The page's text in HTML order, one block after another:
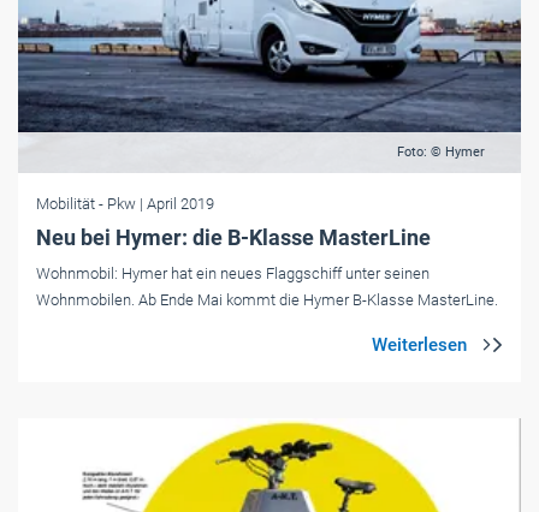
Foto: © Hymer
Mobilität - Pkw | April 2019
Neu bei Hymer: die B-Klasse MasterLine
Wohnmobil: Hymer hat ein neues Flaggschiff unter seinen
Wohnmobilen. Ab Ende Mai kommt die Hymer B-Klasse MasterLine.